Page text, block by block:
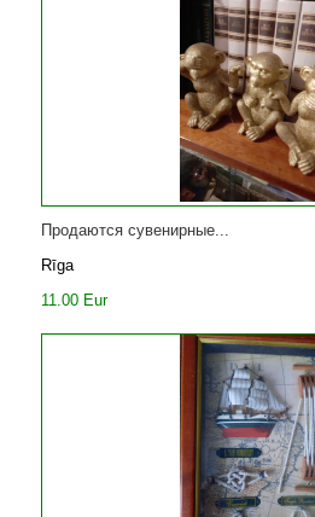
Продаются сувенирные...
Rīga
11.00 Eur